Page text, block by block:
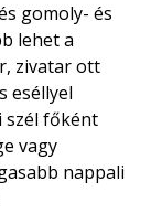
gomoly- és
lehet a
zivatar ott
eséllyel
szél főként
vagy
nappali